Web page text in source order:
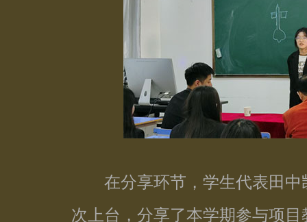
在分享环节，学生代表田中
次上台，分享了本学期参与项